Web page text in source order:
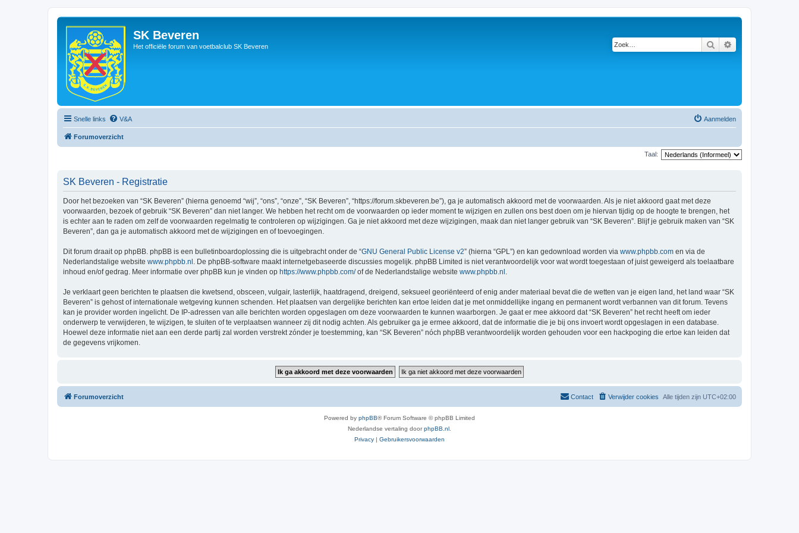
SK Beveren
Het officiële forum van voetbalclub SK Beveren Zoek
Snelle links V&A Aanmelden
Forumoverzicht
Taal:
SK Beveren - Registratie
Door het bezoeken van “SK Beveren” (hierna genoemd “wij”, “ons”, “onze”, “SK Beveren”, “https://forum.skbeveren.be”), ga je automatisch akkoord met de voorwaarden. Als je niet akkoord gaat met deze
voorwaarden, bezoek of gebruik “SK Beveren” dan niet langer. We hebben het recht om de voorwaarden op ieder moment te wijzigen en zullen ons best doen om je hiervan tijdig op de hoogte te brengen, het
is echter aan te raden om zelf de voorwaarden regelmatig te controleren op wijzigingen. Ga je niet akkoord met deze wijzigingen, maak dan niet langer gebruik van “SK Beveren”. Blijf je gebruik maken van “SK
Beveren”, dan ga je automatisch akkoord met de wijzigingen en of toevoegingen.
Dit forum draait op phpBB. phpBB is een bulletinboardoplossing die is uitgebracht onder de “GNU General Public License v2” (hierna “GPL”) en kan gedownload worden via www.phpbb.com en via de
Nederlandstalige website www.phpbb.nl . De phpBB-software maakt internetgebaseerde discussies mogelijk. phpBB Limited is niet verantwoordelijk voor wat wordt toegestaan of juist geweigerd als toelaatbare
inhoud en/of gedrag. Meer informatie over phpBB kun je vinden op https://www.phpbb.com/of de Nederlandstalige website www.phpbb.nl
Je verklaart geen berichten te plaatsen die kwetsend, obsceen, vulgair, lasterlijk, haatdragend, dreigend, seksueel georiënteerd of enig ander materiaal bevat die de wetten van je eigen land, het land waar “SK
Beveren” is gehost of internationale wetgeving kunnen schenden. Het plaatsen van dergelijke berichten kan ertoe leiden dat je met onmiddellijke ingang en permanent wordt verbannen van dit forum. Tevens
kan je provider worden ingelicht. De IP-adressen van alle berichten worden opgeslagen om deze voorwaarden te kunnen waarborgen. Je gaat er mee akkoord dat “SK Beveren” het recht heeft om ieder
onderwerp te verwijderen, te wijzigen, te sluiten of te verplaatsen wanneer zij dit nodig achten. Als gebruiker ga je ermee akkoord, dat de informatie die je bij ons invoert wordt opgeslagen in een database.
Hoewel deze informatie niet aan een derde partij zal worden verstrekt zónder je toestemming, kan “SK Beveren” nóch phpBB verantwoordelijk worden gehouden voor een hackpoging die ertoe kan leiden dat
de gegevens vrijkomen.
Forumoverzicht Alle tijden zijn UTC+02:00
Verwijder cookies
Contact
Powered by phpBB® Forum Software © phpBB Limited
Nederlandse vertaling doorphpBB.nl
Privacy | Gebruikersvoorwaarden